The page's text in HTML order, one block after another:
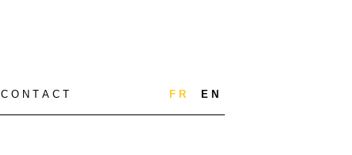
C O N T A C T F R E N